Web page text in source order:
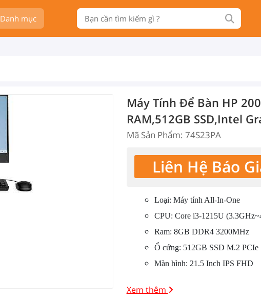
Danh mục
Máy Tính Để Bàn HP
RAM,512GB SSD,Intel
Mã Sản Phẩm: 74S23PA
Liên Hệ Báo
Loại: Máy tính All-In-One
CPU: Core i3-1215U
Ram: 8GB DDR4 3200MHz
Ổ cứng: 512GB SSD M.2 PCIe
Màn hình: 21.5 Inch IPS FHD
Xem thêm